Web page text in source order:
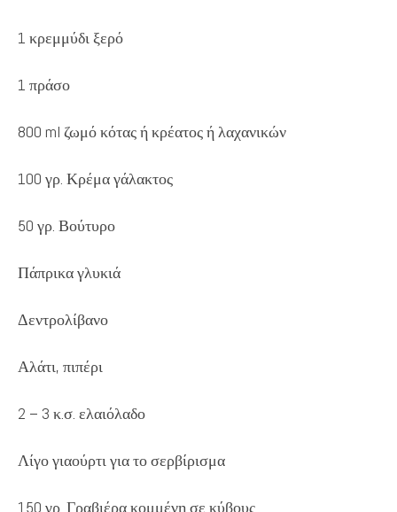
1 κρεμμύδι ξερό
1 πράσο
800 ml ζωμό κότας ή κρέατος ή λαχανικών
100 γρ. Κρέμα γάλακτος
50 γρ. Βούτυρο
Πάπρικα γλυκιά
Δεντρολίβανο
Αλάτι, πιπέρι
2 – 3 κ.σ. ελαιόλαδο
Λίγο γιαούρτι για το σερβίρισμα
150 γρ. Γραβιέρα κομμένη σε κύβους